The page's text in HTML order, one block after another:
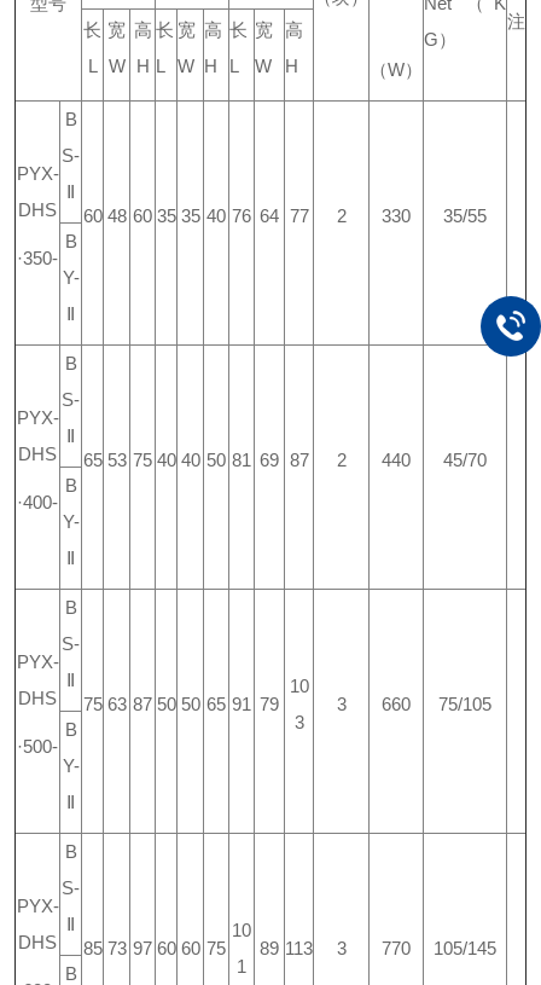
（W）
G）
注
长
L
宽
W
高
H
长
L
宽
W
高
H
长
L
宽
W
高
H
PYX-
DHS
·350-
B
S-
Ⅱ
60 48 60 35 35 40 76 64 77 2 330
35/55
B
Y-
Ⅱ
PYX-
DHS
·400-
B
S-
Ⅱ
65 53 75 40 40 50 81 69 87 2 440
45/70
B
Y-
Ⅱ
PYX-
DHS
·500-
B
S-
Ⅱ
75 63 87 50 50 65 91 79
10
3
3 660
75/105
B
Y-
Ⅱ
PYX-
DHS
B
S-
Ⅱ
85 73 97 60 60 75
10
1
89 113 3 770
105/145
B